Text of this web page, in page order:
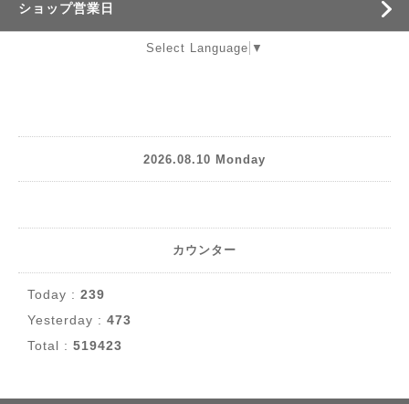
ショップ営業日
Select Language ▼
2026.08.10 Monday
カウンター
Today : 239
Yesterday : 473
Total : 519423